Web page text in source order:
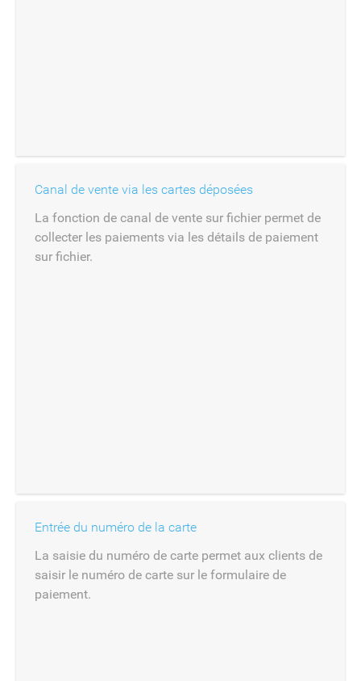
Canal de vente via les cartes déposées
La fonction de canal de vente sur fichier permet de
collecter les paiements via les détails de paiement
sur fichier.
Entrée du numéro de la carte
La saisie du numéro de carte permet aux clients de
saisir le numéro de carte sur le formulaire de
paiement.